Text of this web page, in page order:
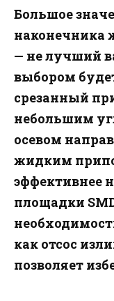
Большое
наконечника
— не лучший
выбором
срезанный
небольшим
осевом
жидким
эффективнее
площадки
как отсос
позволяет